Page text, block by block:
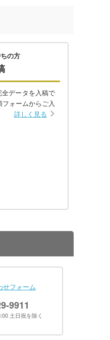
の方
データを入稿で
ォームからご入
詳しく見る
せフォーム
9911
土日祝を除く